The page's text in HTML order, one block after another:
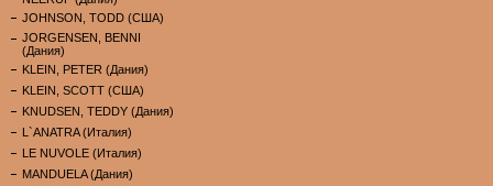
JOHNSON, TODD (США)
JORGENSEN, BENNI
(Дания)
KLEIN, PETER (Дания)
KLEIN, SCOTT (США)
KNUDSEN, TEDDY (Дания)
L`ANATRA (Италия)
LE NUVOLE (Италия)
MANDUELA (Дания)